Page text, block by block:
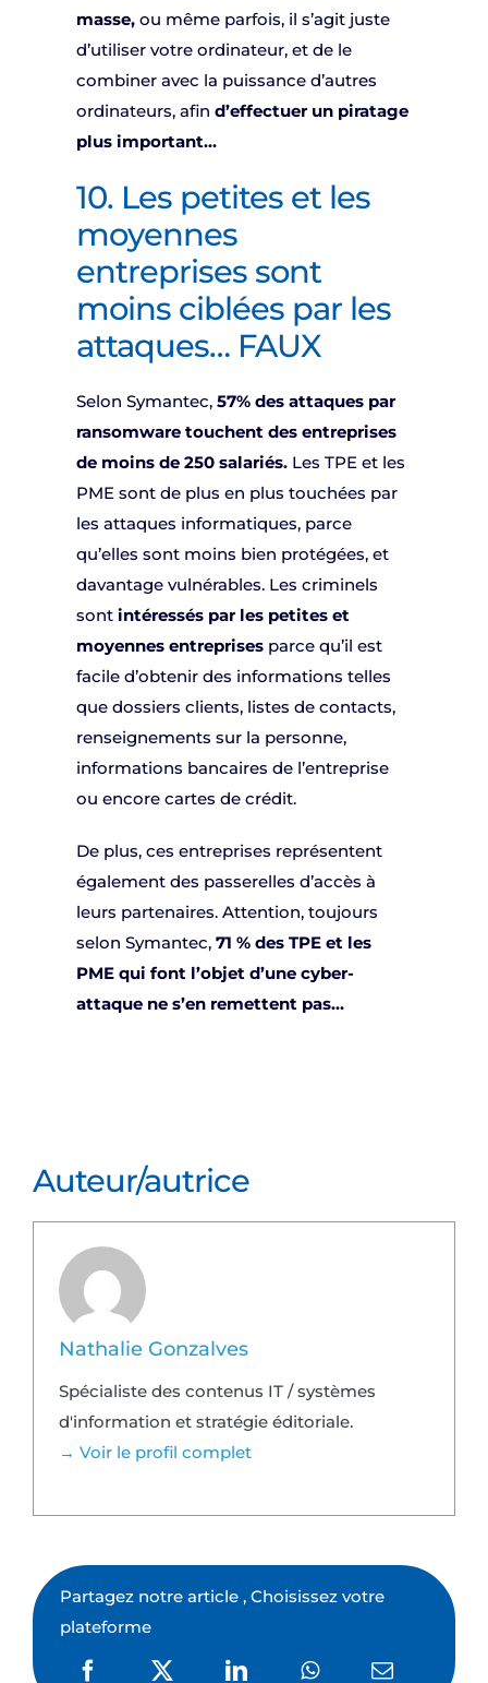
masse,ou même parfois, il s’agit juste
d’utiliser votre ordinateur, et de le
combiner avec la puissance d’autres
ordinateurs, afin d’effectuer un piratage
plus important…
10. Les petites et les
moyennes
entreprises sont
moins ciblées par les
attaques… FAUX
Selon Symantec, 57% des attaques par
ransomware touchent des entreprises
de moins de 250 salariés.Les TPE et les
PME sont de plus en plus touchées par
les attaques informatiques, parce
qu’elles sont moins bien protégées, et
davantage vulnérables. Les criminels
sontintéressés par les petites et
moyennes entreprisesparce qu’il est
facile d’obtenir des informations telles
que dossiers clients, listes de contacts,
renseignements sur la personne,
informations bancaires de l’entreprise
ou encore cartes de crédit.
De plus, ces entreprises représentent
également des passerelles d’accès à
leurs partenaires. Attention, toujours
selon Symantec,71 % des TPE et les
PME qui font l’objet d’une cyber-
attaque ne s’en remettent pas…
Auteur/autrice
Nathalie Gonzalves
Spécialiste des contenus IT / systèmes
d'information et stratégie éditoriale.
→ Voir le profil complet
Partagez notre article , Choisissez votre
plateforme